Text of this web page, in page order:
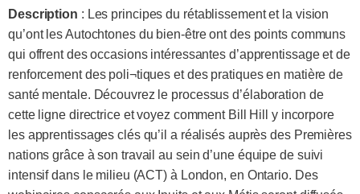
Description : Les principes du rétablissement et la vision
qu’ont les Autochtones du bien-être ont des points communs
qui offrent des occasions intéressantes d’apprentissage et de
renforcement des poli¬tiques et des pratiques en matière de
santé mentale. Découvrez le processus d’élaboration de
cette ligne directrice et voyez comment Bill Hill y incorpore
les apprentissages clés qu’il a réalisés auprès des Premières
nations grâce à son travail au sein d’une équipe de suivi
intensif dans le milieu (ACT) à London, en Ontario. Des